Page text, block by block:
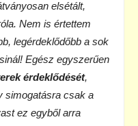
elsétált,
Nem is értettem
legérdeklődőbb a sok
Egész egyszerűen
érdeklődését,
simogatásra csak a
ez egyből arra